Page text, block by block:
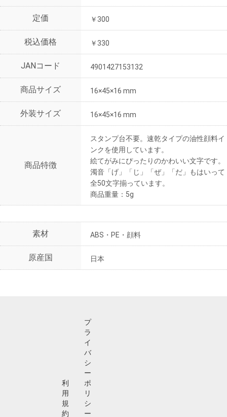
定価 ￥300
税込価格 ￥330
JANコード 4901427153132
商品サイズ 16×45×16 mm
外装サイズ 16×45×16 mm
商品特徴
スタンプ台不要。速乾タイプの油性顔料イ
ンクを使用しています。
絵てがみにぴったりのかわいい文字です。
濁音「げ」「じ」「ぜ」「だ」もはいって
全50文字揃っています。
商品重量：5g
素材 ABS・PE・顔料
原産国 日本
利
用
規
約
プ
ラ
イ
バ
シ
ー
ポ
リ
シ
ー